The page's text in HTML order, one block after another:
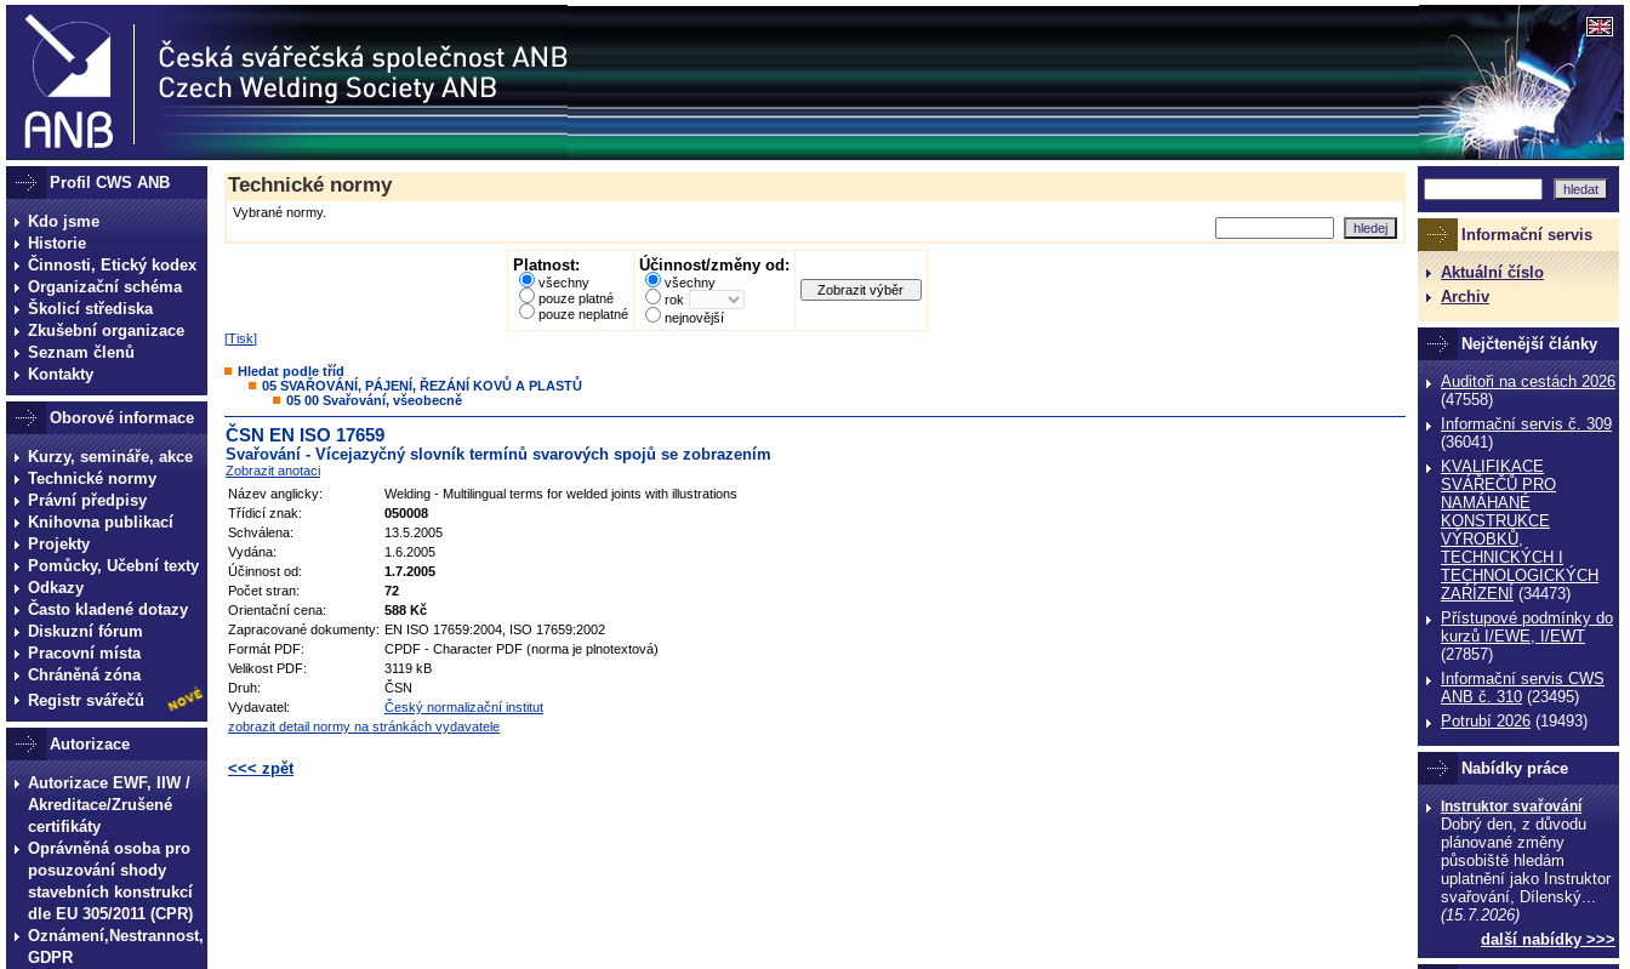
Profil CWS ANB
Kdo jsme
Historie
Činnosti, Etický kodex
Organizační schéma
Školicí střediska
Zkušební organizace
Seznam členů
Kontakty
Oborové informace
Kurzy, semináře, akce
Technické normy
Právní předpisy
Knihovna publikací
Projekty
Pomůcky, Učební texty
Odkazy
Často kladené dotazy
Diskuzní fórum
Pracovní místa
Chráněná zóna
Registr svářečů
Autorizace
Autorizace EWF, IIW /
Akreditace/Zrušené
certifikáty
Oprávněná osoba pro
posuzování shody
stavebních konstrukcí
dle EU 305/2011 (CPR)
Oznámení,Nestrannost,
GDPR
Technické normy
Vybrané normy.
Platnost:
všechny
pouze platné
pouze neplatné
Účinnost/změny od:
všechny
rok
nejnovější
[Tisk]
Hledat podle tříd
05 SVAŘOVÁNÍ, PÁJENÍ, ŘEZÁNÍ KOVŮ A PLASTŮ
05 00 Svařování, všeobecně
ČSN EN ISO 17659
Svařování - Vícejazyčný slovník termínů svarových spojů se zobrazením
Zobrazit anotaci
Název anglicky:
Welding - Multilingual terms for welded joints with illustrations
Třídicí znak:
050008
Schválena:
13.5.2005
Vydána:
1.6.2005
Účinnost od:
1.7.2005
Počet stran:
72
Orientační cena:
588 Kč
Zapracované dokumenty: EN ISO 17659:2004, ISO 17659:2002
Formát PDF:
CPDF - Character PDF (norma je plnotextová)
Velikost PDF:
3119 kB
Druh:
ČSN
Vydavatel:
Český normalizační institut
zobrazit detail normy na stránkách vydavatele
<<< zpět
Informační servis
Aktuální číslo
Archiv
Nejčtenější články
Auditoři na cestách 2026
(47558)
Informační servis č. 309
(36041)
KVALIFIKACE
SVÁŘEČŮ PRO
NAMÁHANÉ
KONSTRUKCE
VÝROBKŮ,
TECHNICKÝCH I
TECHNOLOGICKÝCH
ZAŔÍZENÍ (34473)
Přístupové podmínky do
kurzů I/EWE, I/EWT
(27857)
Informační servis CWS
ANB č. 310 (23495)
Potrubí 2026 (19493)
Nabídky práce
Instruktor svařování
Dobrý den, z důvodu
plánované změny
působiště hledám
uplatnění jako Instruktor
svařování, Dílenský...
(15.7.2026)
další nabídky >>>